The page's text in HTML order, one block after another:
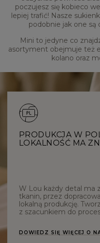
poczujesz się kobieco
lepiej trafić! Nasze
podobnie jak one są
Mini to jedyne co
asortyment obejmuje też
kolano oraz
PRODUKCJA W
LOKALNOŚĆ MA
W Lou każdy detal ma
tkanin, przez
lokalną produkcję.
z szacunkiem do
DOWIEDZ SIĘ WIĘCEJ O